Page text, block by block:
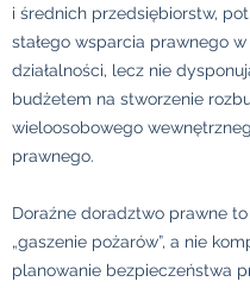
i średnich przedsiębiorstw,
stałego wsparcia prawnego
działalności, lecz nie
budżetem na stworzenie
wieloosobowego
prawnego.
Doraźne doradztwo prawne
„gaszenie pożarów”, a nie
planowanie bezpieczeństwa